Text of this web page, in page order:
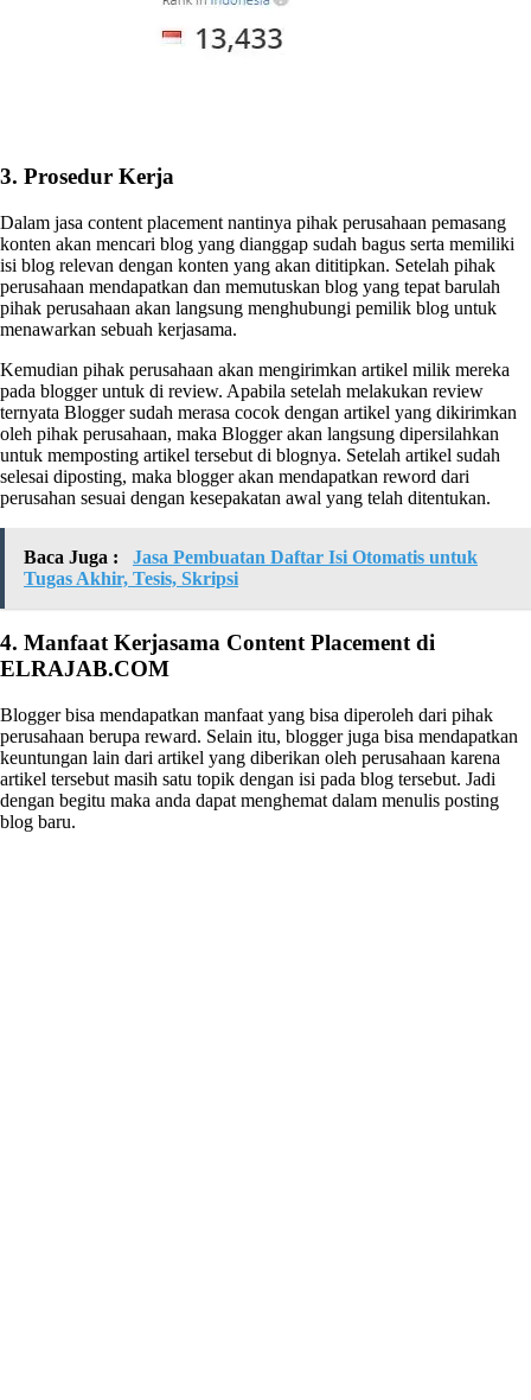
3. Prosedur Kerja
Dalam jasa content placement nantinya pihak perusahaan pemasang
konten akan mencari blog yang dianggap sudah bagus serta memiliki
isi blog relevan dengan konten yang akan dititipkan. Setelah pihak
perusahaan mendapatkan dan memutuskan blog yang tepat barulah
pihak perusahaan akan langsung menghubungi pemilik blog untuk
menawarkan sebuah kerjasama.
Kemudian pihak perusahaan akan mengirimkan artikel milik mereka
pada blogger untuk di review. Apabila setelah melakukan review
ternyata Blogger sudah merasa cocok dengan artikel yang dikirimkan
oleh pihak perusahaan, maka Blogger akan langsung dipersilahkan
untuk memposting artikel tersebut di blognya. Setelah artikel sudah
selesai diposting, maka blogger akan mendapatkan reword dari
perusahan sesuai dengan kesepakatan awal yang telah ditentukan.
Baca Juga :
Jasa Pembuatan Daftar Isi Otomatis untuk
Tugas Akhir, Tesis, Skripsi
4. Manfaat Kerjasama Content Placement di
ELRAJAB.COM
Blogger bisa mendapatkan manfaat yang bisa diperoleh dari pihak
perusahaan berupa reward. Selain itu, blogger juga bisa mendapatkan
keuntungan lain dari artikel yang diberikan oleh perusahaan karena
artikel tersebut masih satu topik dengan isi pada blog tersebut. Jadi
dengan begitu maka anda dapat menghemat dalam menulis posting
blog baru.